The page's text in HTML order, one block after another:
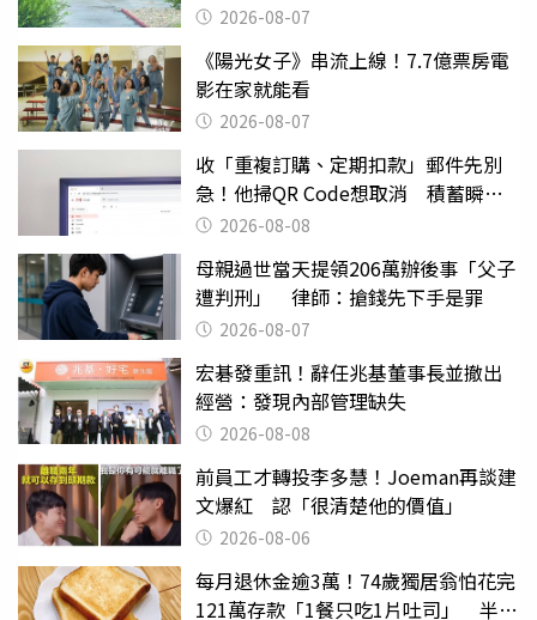
2026-08-07
《陽光女子》串流上線！7.7億票房電
影在家就能看
2026-08-07
收「重複訂購、定期扣款」郵件先別
急！他掃QR Code想取消 積蓄瞬間
蒸發2026-08-08
母親過世當天提領206萬辦後事「父子
遭判刑」 律師：搶錢先下手是罪
2026-08-07
宏碁發重訊！辭任兆基董事長並撤出
經營：發現內部管理缺失
2026-08-08
前員工才轉投李多慧！Joeman再談建
文爆紅 認「很清楚他的價值」
2026-08-06
每月退休金逾3萬！74歲獨居翁怕花完
121萬存款「1餐只吃1片吐司」 半年